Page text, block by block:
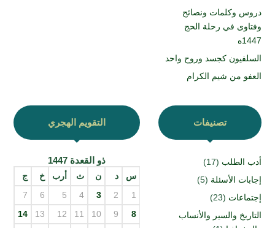
دروس وكلمات ونصائح
وفتاوى في رحلة الحج
1447ه
السلفيون كجسد وروح واحد
العفو من شيم الكرام
تصنيفات
أدب الطلب (17)
إجابات الأسئلة (5)
إجتماعات (23)
التاريخ والسير والأنساب
التقويم الهجري
ذو القعدة 1447
س د ن ث أرب خ
ج
1
2
3
4
5
6
7
8
9
10
11
12
13
14